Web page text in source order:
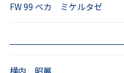
FW99 ベカ ミケルタゼ
横内 昭展